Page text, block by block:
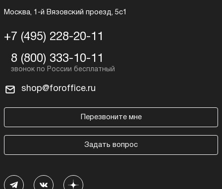
Москва, 1-й Вязовский проезд, 5с1
+7 (495) 228-20-11
8 (800) 333-10-11
shop@foroffice.ru
Перезвоните мне
Задать вопрос